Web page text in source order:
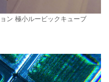
ン 極小ルービックキューブ